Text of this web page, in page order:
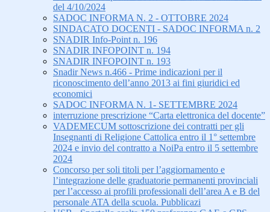
del 4/10/2024
SADOC INFORMA N. 2 - OTTOBRE 2024
SINDACATO DOCENTI - SADOC INFORMA n. 2
SNADIR Info-Point n. 196
SNADIR INFOPOINT n. 194
SNADIR INFOPOINT n. 193
Snadir News n.466 - Prime indicazioni per il
riconoscimento dell’anno 2013 ai fini giuridici ed
economici
SADOC INFORMA N. 1- SETTEMBRE 2024
interruzione prescrizione “Carta elettronica del docente”
VADEMECUM sottoscrizione dei contratti per gli
Insegnanti di Religione Cattolica entro il 1° settembre
2024 e invio del contratto a NoiPa entro il 5 settembre
2024
Concorso per soli titoli per l’aggiornamento e
l’integrazione delle graduatorie permanenti provinciali
per l’accesso ai profili professionali dell’area A e B del
personale ATA della scuola. Pubblicazi